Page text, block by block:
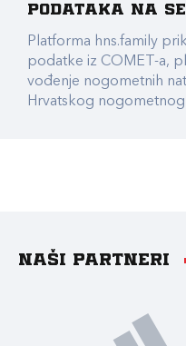
podataka na
Platforma hns.family
podatke iz COMET-a,
vođenje nogometnih
Hrvatskog nogometnog
Naši partneri